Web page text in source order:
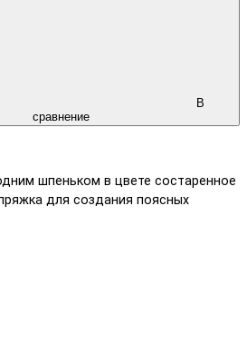
В
сравнение
шпеньком в цвете состаренное
для создания поясных